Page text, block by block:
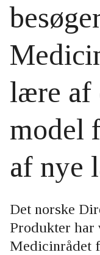
lære af
model
af nye
Det norske
Produkter har
Medicinrådet